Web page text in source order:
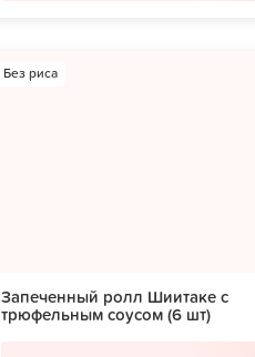
Без риса
Запеченный ролл Шиитаке с
трюфельным соусом (6 шт)